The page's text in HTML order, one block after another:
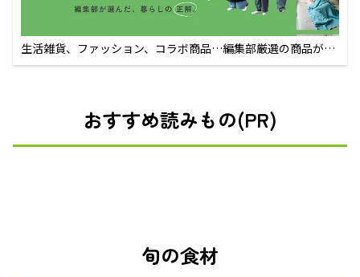
生活雑貨、ファッション、コラボ商品…編集部厳選の商品が買
えるECサイト
おすすめ読みもの(PR)
旬の食材